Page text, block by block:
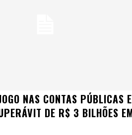
NAS CONTAS PÚBLICAS E
DE R$ 3 BILHÕES